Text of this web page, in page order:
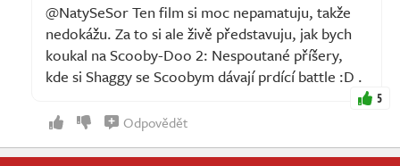
@NatySeSor Ten film si moc nepamatuju, takže
nedokážu. Za to si ale živě představuju, jak bych
koukal na Scooby-Doo 2: Nespoutané příšery,
kde si Shaggy se Scoobym dávají prdící battle :D .
5
Odpovědět